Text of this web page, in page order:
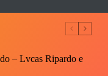
– Lvcas Ripardo e